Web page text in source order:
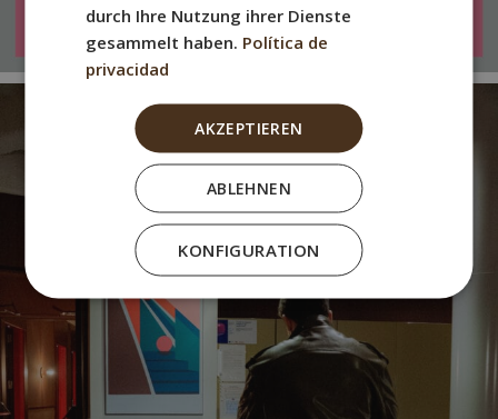
durch Ihre Nutzung ihrer Dienste
gesammelt haben. Política de
privacidad
AKZEPTIEREN
ABLEHNEN
KONFIGURATION